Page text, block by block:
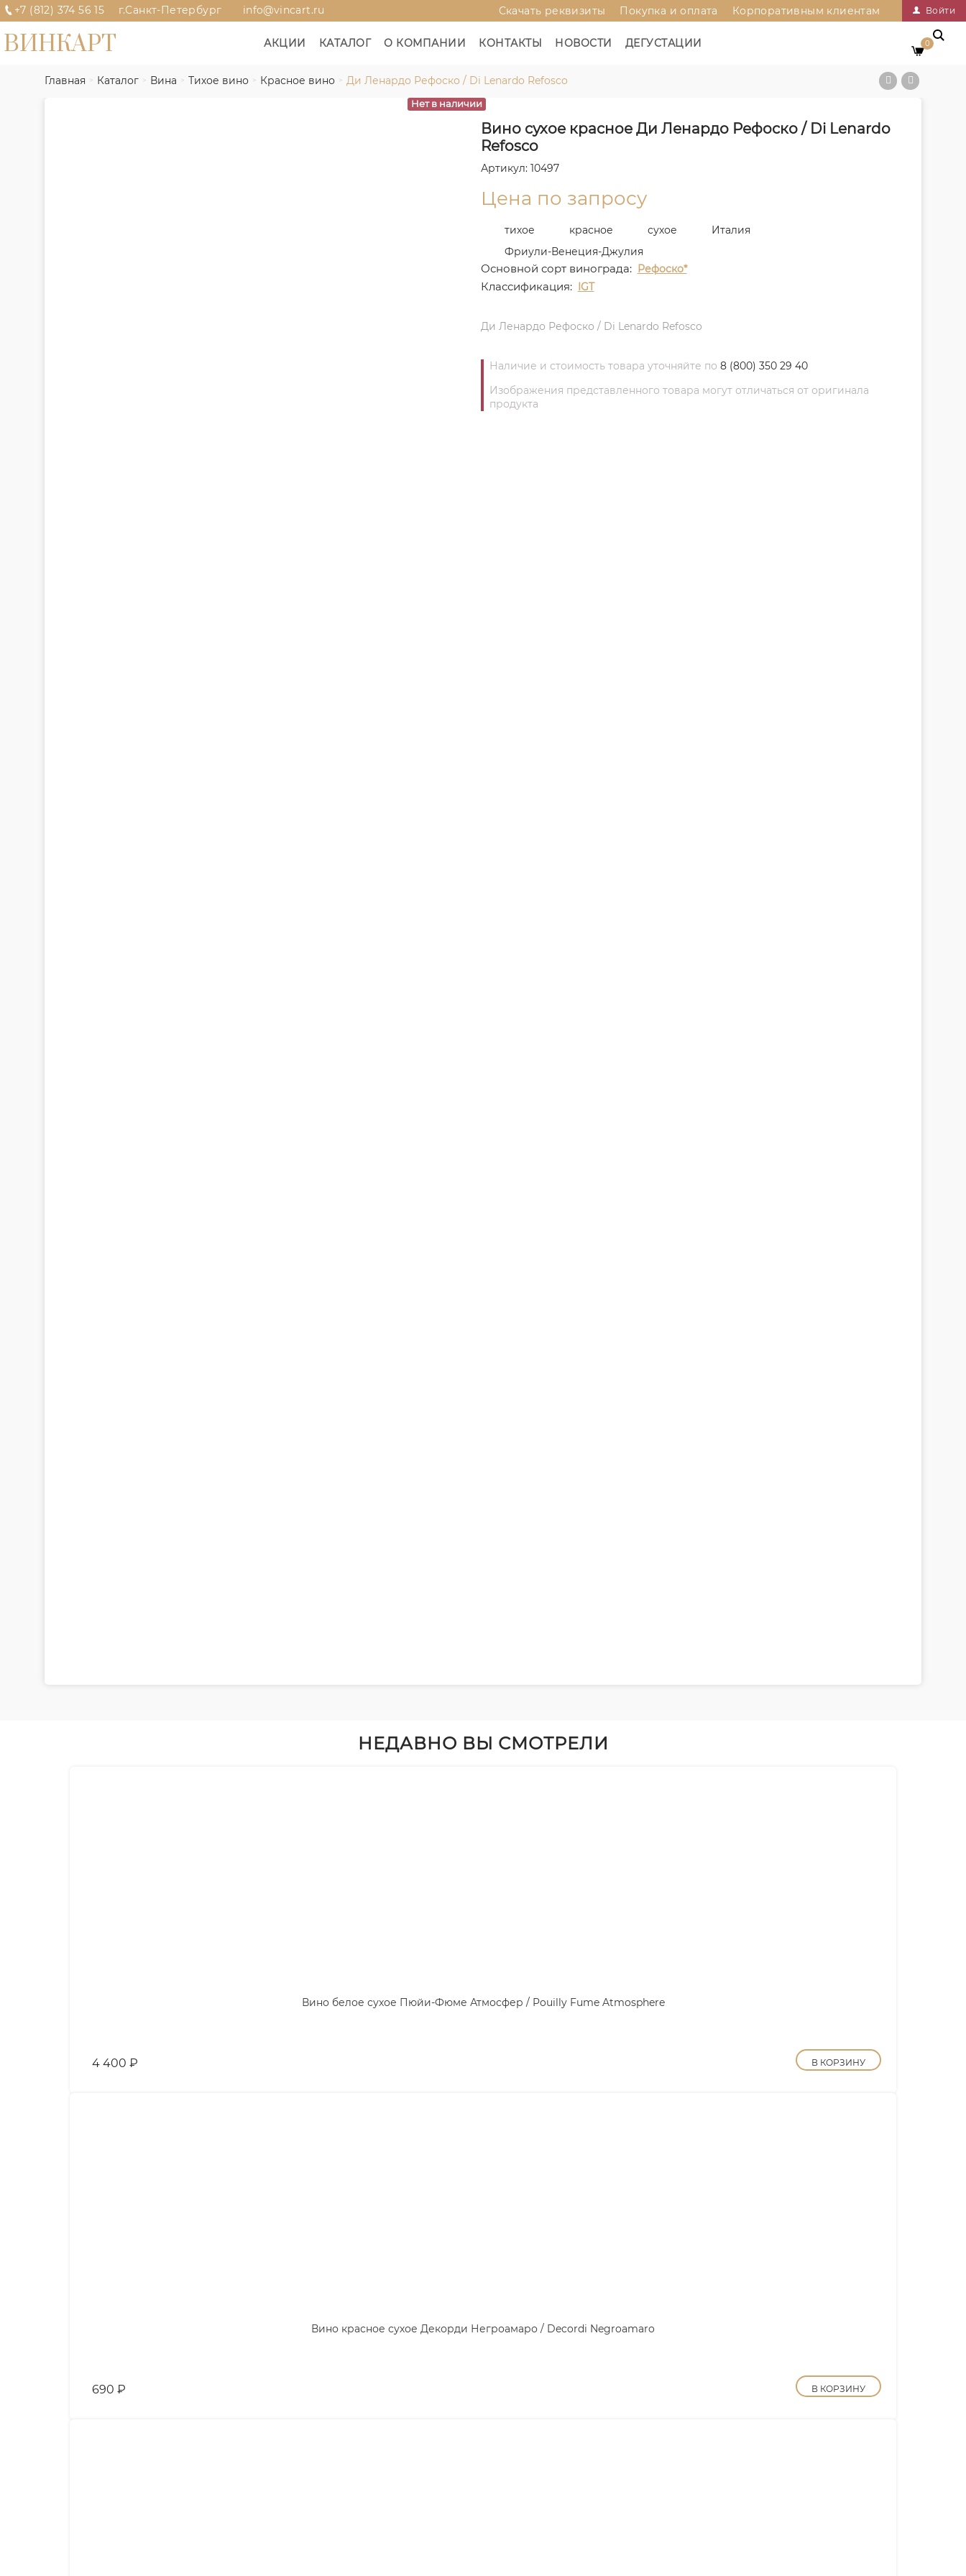
+7 (812) 374 56 15 г.Санкт-Петербург info@vincart.ru Войти
Скачать реквизиты Покупка и оплата Корпоративным клиентам
ВИНКАРТ АКЦИИ КАТАЛОГ О КОМПАНИИ КОНТАКТЫ НОВОСТИ ДЕГУСТАЦИИ 0
Главная Каталог Вина Тихое вино Красное вино Ди Ленардо Рефоско / Di Lenardo Refosco
Нет в наличии
Вино сухое красное Ди Ленардо Рефоско / Di Lenardo
Refosco
Артикул: 10497
Цена по запросу
тихое красное сухое
Италия
Фриули-Венеция-Джулия
Основной сорт винограда: Рефоско*
Классификация: IGT
Ди Ленардо Рефоско / Di Lenardo Refosco
Наличие и стоимость товара уточняйте по 8 (800) 350 29 40
Изображения представленного товара могут отличаться от оригинала
продукта
НЕДАВНО ВЫ СМОТРЕЛИ
Вино белое сухое Пюйи-Фюме Атмосфер / Pouilly Fume Atmosphere
4 400 ₽ В КОРЗИНУ
Вино красное сухое Декорди Негроамаро / Decordi Negroamaro
690 ₽ В КОРЗИНУ